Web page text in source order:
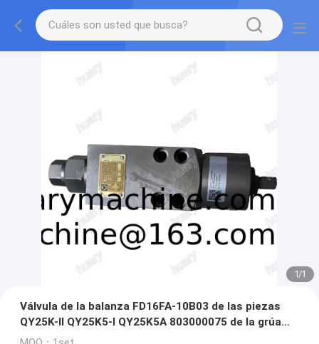
1/1
Válvula de la balanza FD16FA-10B03 de las piezas
QY25K-II QY25K5-I QY25K5A 803000075 de la grúa
del camión de XCMG